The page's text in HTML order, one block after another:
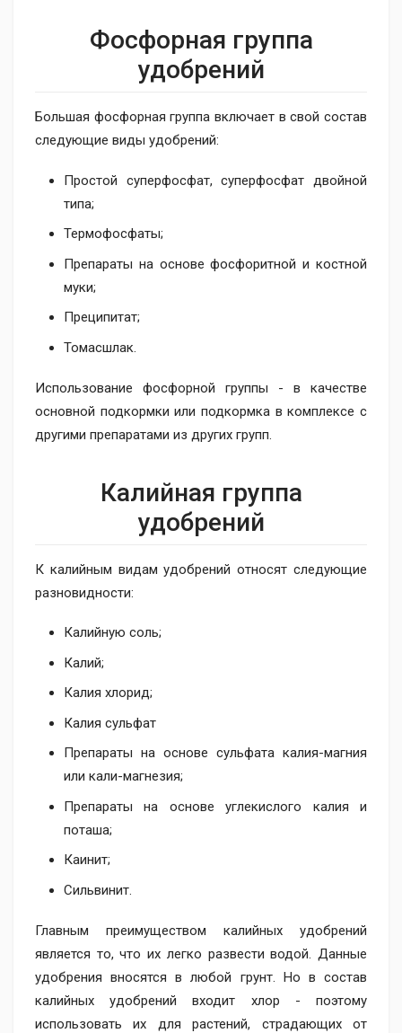
Фосфорная группа
удобрений
Большая фосфорная группа включает в свой состав
следующие виды удобрений:
Простой суперфосфат, суперфосфат двойной
типа;
Термофосфаты;
Препараты на основе фосфоритной и костной
муки;
Преципитат;
Томасшлак.
Использование фосфорной группы - в качестве
основной подкормки или подкормка в комплексе с
другими препаратами из других групп.
Калийная группа
удобрений
К калийным видам удобрений относят следующие
разновидности:
Калийную соль;
Калий;
Калия хлорид;
Калия сульфат
Препараты на основе сульфата калия-магния
или кали-магнезия;
Препараты на основе углекислого калия и
поташа;
Каинит;
Сильвинит.
Главным преимуществом калийных удобрений
является то, что их легко развести водой. Данные
удобрения вносятся в любой грунт. Но в состав
калийных удобрений входит хлор - поэтому
использовать их для растений, страдающих от